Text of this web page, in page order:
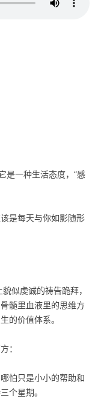
是一种生活态度，“感
是每天与你如影随形
似虔诚的祷告跪拜，
髓里血液里的思维方
的价值体系。
：
怕只是小小的帮助和
个星期。